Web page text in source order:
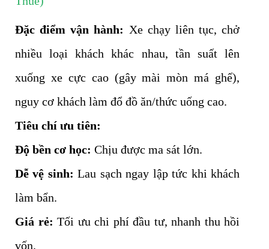
Đặc điểm vận hành: Xe chạy liên tục, chở
nhiều loại khách khác nhau, tần suất lên
xuống xe cực cao (gây mài mòn má ghế),
nguy cơ khách làm đổ đồ ăn/thức uống cao.
Tiêu chí ưu tiên:
Độ bền cơ học: Chịu được ma sát lớn.
Dễ vệ sinh: Lau sạch ngay lập tức khi khách
làm bẩn.
Giá rẻ: Tối ưu chi phí đầu tư, nhanh thu hồi
vốn.